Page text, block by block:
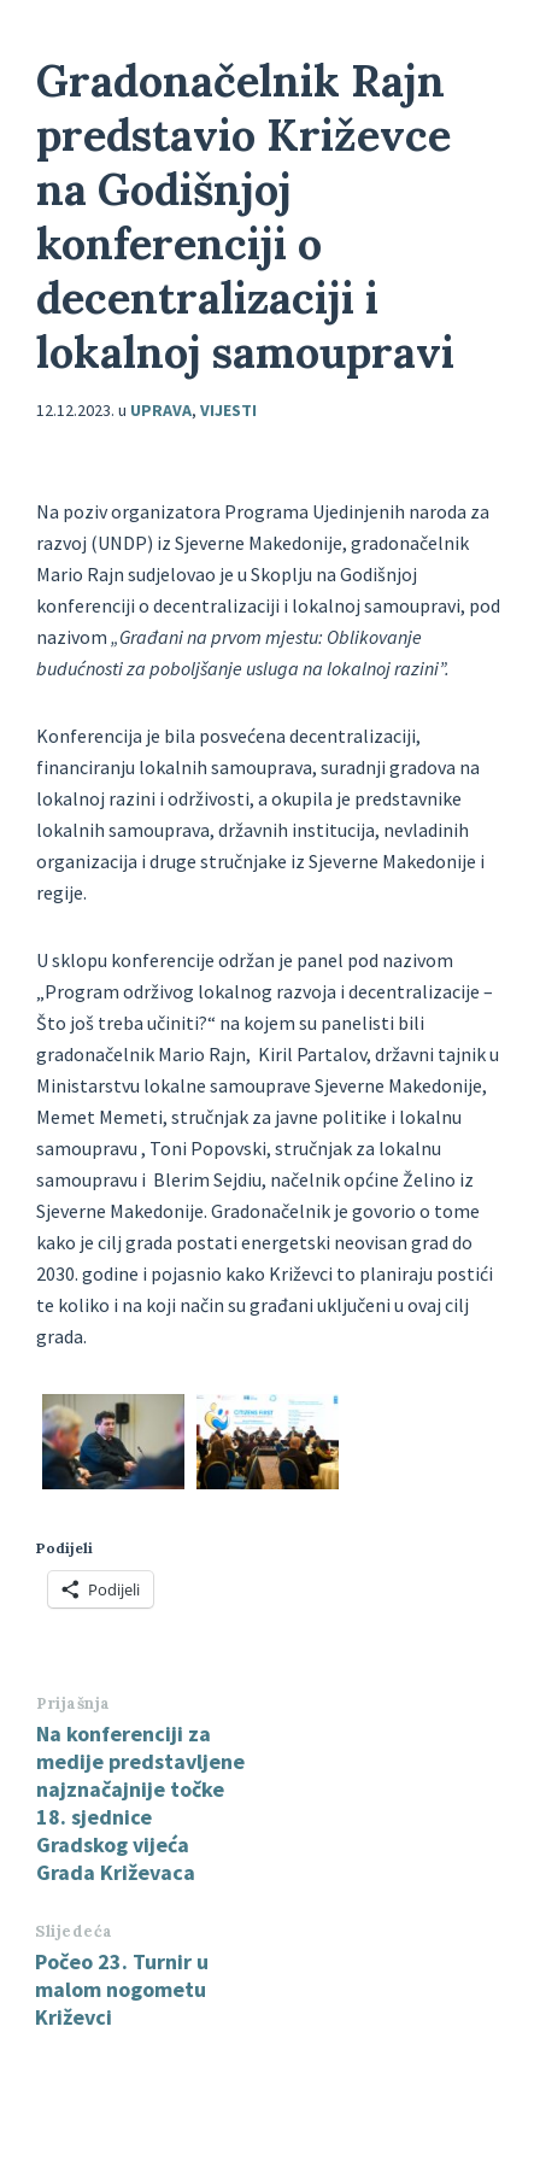
Gradonačelnik Rajn
predstavio Križevce
na Godišnjoj
konferenciji o
decentralizaciji i
lokalnoj samoupravi
12.12.2023. u UPRAVA, VIJESTI
Na poziv organizatora Programa Ujedinjenih naroda za
razvoj (UNDP) iz Sjeverne Makedonije, gradonačelnik
Mario Rajn sudjelovao je u Skoplju na Godišnjoj
konferenciji o decentralizaciji i lokalnoj samoupravi, pod
nazivom „Građani na prvom mjestu: Oblikovanje
budućnosti za poboljšanje usluga na lokalnoj razini”.
Konferencija je bila posvećena decentralizaciji,
financiranju lokalnih samouprava, suradnji gradova na
lokalnoj razini i održivosti, a okupila je predstavnike
lokalnih samouprava, državnih institucija, nevladinih
organizacija i druge stručnjake iz Sjeverne Makedonije i
regije.
U sklopu konferencije održan je panel pod nazivom
„Program održivog lokalnog razvoja i decentralizacije –
Što još treba učiniti?“ na kojem su panelisti bili
gradonačelnik Mario Rajn, Kiril Partalov, državni tajnik u
Ministarstvu lokalne samouprave Sjeverne Makedonije,
Memet Memeti, stručnjak za javne politike i lokalnu
samoupravu , Toni Popovski, stručnjak za lokalnu
samoupravu i Blerim Sejdiu, načelnik općine Želino iz
Sjeverne Makedonije. Gradonačelnik je govorio o tome
kako je cilj grada postati energetski neovisan grad do
2030. godine i pojasnio kako Križevci to planiraju postići
te koliko i na koji način su građani uključeni u ovaj cilj
grada.
Podijeli
Podijeli
Prijašnja
Na konferenciji za
medije predstavljene
najznačajnije točke
18. sjednice
Gradskog vijeća
Grada Križevaca
Slijedeća
Počeo 23. Turnir u
malom nogometu
Križevci